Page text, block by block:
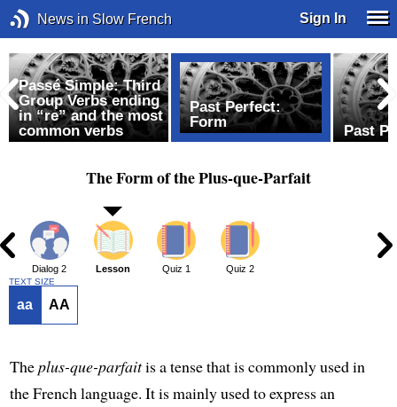
News in Slow French Sign In
Passé Simple: Third
Group Verbs ending
in “re” and the most
common verbs
Past Perfect:
Form
Past
The Form of the Plus-que-Parfait
Dialog 2 Lesson Quiz 1 Quiz 2
TEXT SIZE
aa AA
Theplus-que-parfaitis a tense that is commonly used in
the French language. It is mainly used to express an